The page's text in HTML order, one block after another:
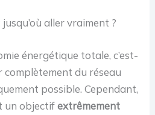
aller vraiment ?
énergétique totale, c’est-
complètement du réseau
possible. Cependant,
un objectifextrêmement